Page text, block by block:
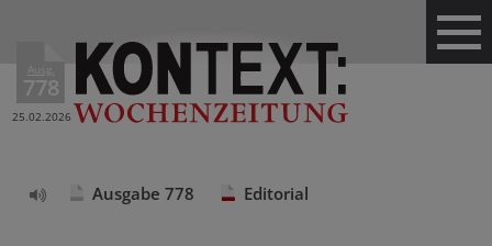
Ausg.
778
25.02.2026
Ausgabe 778 Editorial